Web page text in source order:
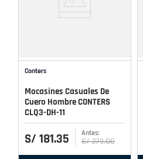
Conters
Mocasines Casuales De
Cuero Hombre CONTERS
CLQ3-DH-11
S/ 181.35 S/ 279.00